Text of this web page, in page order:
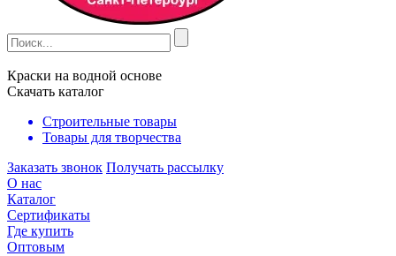
Краски на водной основе
Скачать каталог
Строительные товары
Товары для творчества
Заказать звонок Получать рассылку
О нас
Каталог
Сертификаты
Где купить
Оптовым